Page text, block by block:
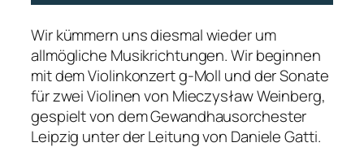
Wir kümmern uns diesmal wieder um
allmögliche Musikrichtungen. Wir beginnen
mit dem Violinkonzert g-Moll und der Sonate
für zwei Violinen von Mieczysław Weinberg,
gespielt von dem Gewandhausorchester
Leipzig unter der Leitung von Daniele Gatti.